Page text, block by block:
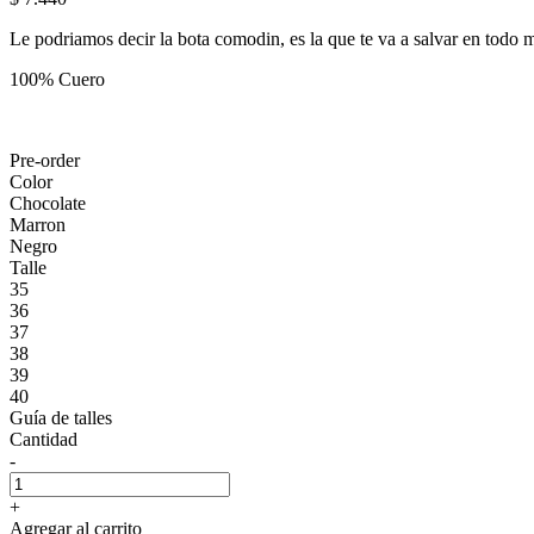
Le podriamos decir la bota comodin, es la que te va a salvar en todo
100% Cuero
Pre-order
Color
Chocolate
Marron
Negro
Talle
35
36
37
38
39
40
Guía de talles
Cantidad
-
+
Agregar al carrito